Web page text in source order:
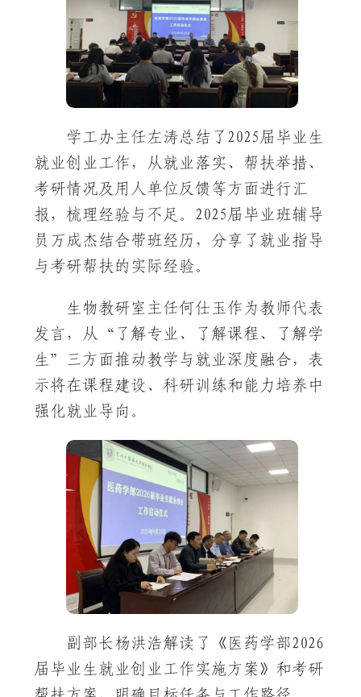
学工办主任左涛总结了2025届毕业生
就业创业工作，从就业落实、帮扶举措、
考研情况及用人单位反馈等方面进行汇
报，梳理经验与不足。2025届毕业班辅导
员万成杰结合带班经历，分享了就业指导
与考研帮扶的实际经验。
生物教研室主任何仕玉作为教师代表
发言，从“了解专业、了解课程、了解学
生”三方面推动教学与就业深度融合，表
示将在课程建设、科研训练和能力培养中
强化就业导向。
副部长杨洪浩解读了《医药学部2026
届毕业生就业创业工作实施方案》和考研